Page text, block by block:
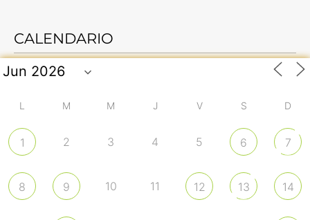
CALENDARIO
L M M J V S D
1 2 3 4 5 6 7
8 9 10 11 12 13 14